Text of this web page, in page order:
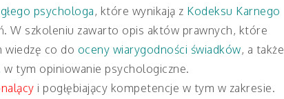
psychologa , które wynikają z Kodeksu Karnego
W szkoleniu zawarto opis aktów prawnych, które
wiedzę co do oceny wiarygodności świadków, a także
w tym opiniowanie psychologiczne.
i pogłębiający kompetencje w tym w zakresie.